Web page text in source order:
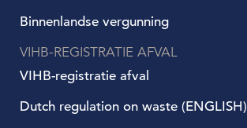
Binnenlandse vergunning
VIHB-REGISTRATIE AFVAL
VIHB-registratie afval
Dutch regulation on waste (ENGLISH)